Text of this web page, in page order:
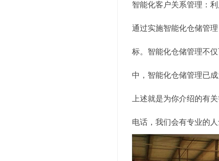
智能化客户关系管理：
通过实施智能化仓储管
标。智能化仓储管理不
中，智能化仓储管理已
上述就是为你介绍的有
电话，我们会有专业的